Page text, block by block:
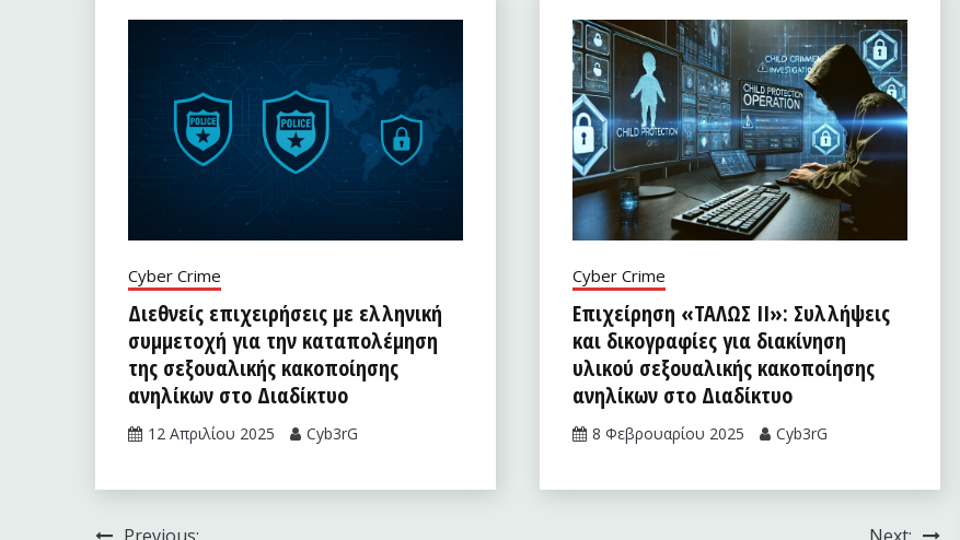
Cyber Crime
Διεθνείς επιχειρήσεις με ελληνική
συμμετοχή για την καταπολέμηση
της σεξουαλικής κακοποίησης
ανηλίκων στο Διαδίκτυο
12 Απριλίου 2025 Cyb3rG
Cyber Crime
Επιχείρηση «ΤΑΛΩΣ II»: Συλλήψεις
και δικογραφίες για διακίνηση
υλικού σεξουαλικής κακοποίησης
ανηλίκων στο Διαδίκτυο
8 Φεβρουαρίου 2025 Cyb3rG
Previous: Next: